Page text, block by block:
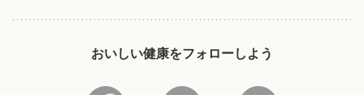
おいしい健康をフォローしよう